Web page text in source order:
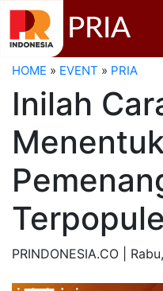
PRIA
HOME » EVENT » PRIA
Inilah
PRINDONESIA.CO | Rabu,